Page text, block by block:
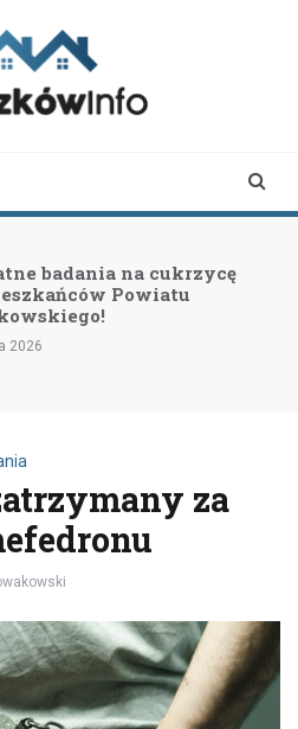
badania na cukrzycę
Powiatu
2026
za